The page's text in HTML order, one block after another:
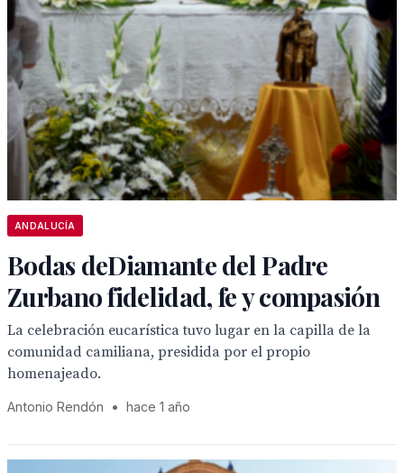
ANDALUCÍA
Bodas deDiamante del Padre
Zurbano fidelidad, fe y compasión
La celebración eucarística tuvo lugar en la capilla de la
comunidad camiliana, presidida por el propio
homenajeado.
Antonio Rendón • hace 1 año